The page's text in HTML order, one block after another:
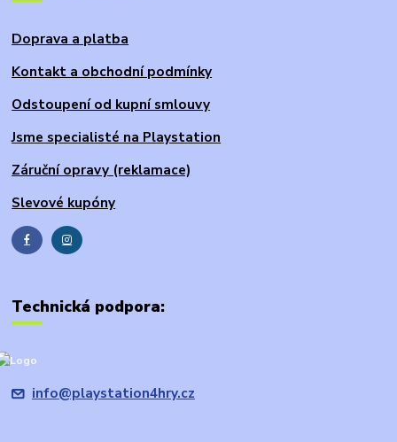
Doprava a platba
Kontakt a obchodní podmínky
Odstoupení od kupní smlouvy
Jsme specialisté na Playstation
Záruční opravy (reklamace)
Slevové kupóny
Technická podpora:
info@playstation4hry.cz